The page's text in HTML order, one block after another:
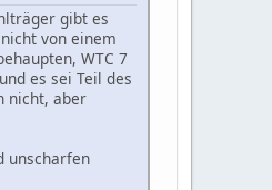
gibt es
von einem
WTC 7
es sei Teil des
nicht, aber
unscharfen